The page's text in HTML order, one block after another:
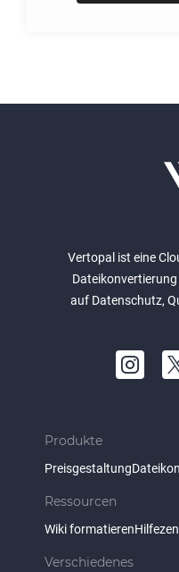
Vertopal ist eine
auf Datenschutz,
Produkte
Preisgestaltung
Ressourcen
Wiki formatieren
Verschiedenes